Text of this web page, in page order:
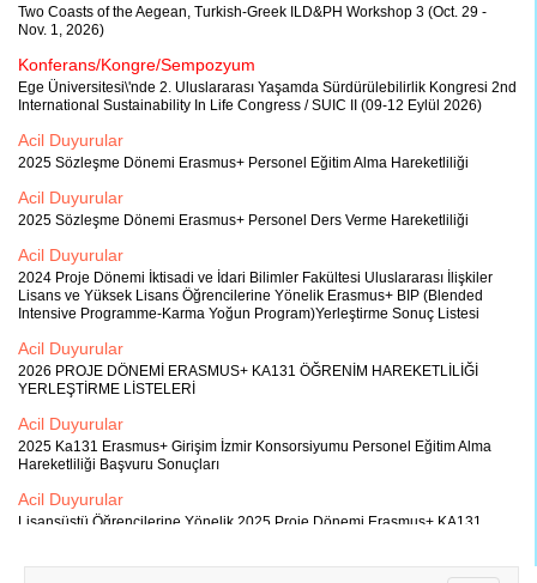
Two Coasts of the Aegean, Turkish-Greek ILD&PH Workshop 3 (Oct. 29 -
Nov. 1, 2026)
Konferans/Kongre/Sempozyum
Ege Üniversitesi\'nde 2. Uluslararası Yaşamda Sürdürülebilirlik Kongresi 2nd
International Sustainability In Life Congress / SUIC II (09-12 Eylül 2026)
Acil Duyurular
2025 Sözleşme Dönemi Erasmus+ Personel Eğitim Alma Hareketliliği
Acil Duyurular
2025 Sözleşme Dönemi Erasmus+ Personel Ders Verme Hareketliliği
Acil Duyurular
2024 Proje Dönemi İktisadi ve İdari Bilimler Fakültesi Uluslararası İlişkiler
Lisans ve Yüksek Lisans Öğrencilerine Yönelik Erasmus+ BIP (Blended
Intensive Programme-Karma Yoğun Program)Yerleştirme Sonuç Listesi
Acil Duyurular
2026 PROJE DÖNEMİ ERASMUS+ KA131 ÖĞRENİM HAREKETLİLİĞİ
YERLEŞTİRME LİSTELERİ
Acil Duyurular
2025 Ka131 Erasmus+ Girişim İzmir Konsorsiyumu Personel Eğitim Alma
Hareketliliği Başvuru Sonuçları
Acil Duyurular
Lisansüstü Öğrencilerine Yönelik 2025 Proje Dönemi Erasmus+ KA131